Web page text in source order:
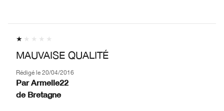
MAUVAISE QUALITÉ
Rédigé le 20/04/2016
Par Armelle22
de Bretagne